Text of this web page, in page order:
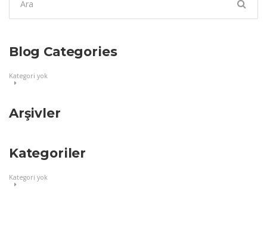
ara:
Blog Categories
Kategori yok
Arşivler
Kategoriler
Kategori yok